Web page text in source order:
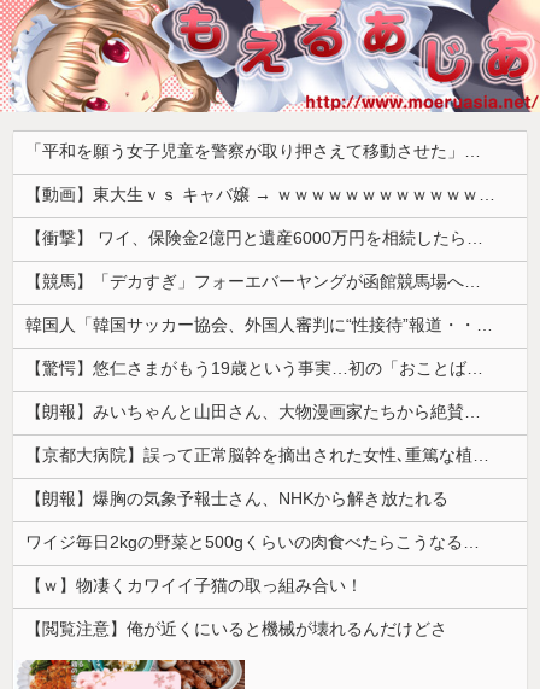
「平和を願う女子児童を警察が取り押さえて移動させた」と市民団体が告発、「児童……どこ？」とガチで困惑する人が続出
【動画】東大生ｖｓ キャバ嬢 → ｗｗｗｗｗｗｗｗｗｗｗｗｗｗｗｗｗｗ
【衝撃】 ワイ、保険金2億円と遺産6000万円を相続したら「こう」なった・・・
【競馬】「デカすぎ」フォーエバーヤングが函館競馬場へ入厩 573キロ 矢作師「もう1段パワーアップ」
韓国人「韓国サッカー協会、外国人審判に“性接待”報道・・・」→「2002年の審判買収が事実だったのか？」「日本人が言ってたこと正しかったね・・・...
【驚愕】悠仁さまがもう19歳という事実…初の「おことば」にネット民驚嘆
【朗報】みいちゃんと山田さん、大物漫画家たちから絶賛されるｗｗｗｗ
【京都大病院】誤って正常脳幹を摘出された女性､重篤な植物状態だが意識は正常で何かを思考していると判明
【朗報】爆胸の気象予報士さん、NHKから解き放たれる
ワイジ毎日2kgの野菜と500gくらいの肉食べたらこうなるｗｗｗ
【ｗ】物凄くカワイイ子猫の取っ組み合い！
【閲覧注意】俺が近くにいると機械が壊れるんだけどさ